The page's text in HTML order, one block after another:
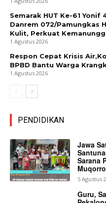
Semarak HUT Ke-61
Danrem 072/Pamungkas
Kulit, Perkuat
1 Agustus 2026
Respon Cepat Krisis
BPBD Bantu Warga
1 Agustus 2026
PENDIDIKAN
Jawa
Sarana
5 Agustus
Guru,